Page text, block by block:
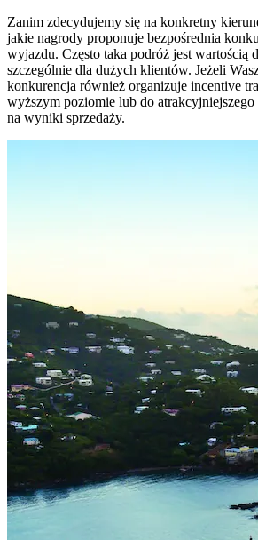
Zanim zdecydujemy się na konkretny
jakie nagrody proponuje bezpośrednia
wyjazdu. Często taka podróż jest wartością
szczególnie dla dużych klientów. Jeżeli
konkurencja również organizuje incentive
wyższym poziomie lub do atrakcyjniejszego
na wyniki sprzedaży.